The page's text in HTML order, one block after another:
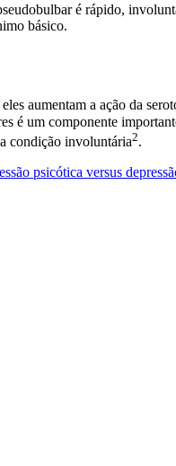
é rápido,
básico.
aumentam a ação da
é um componente
condição involuntária2.
psicótica versus